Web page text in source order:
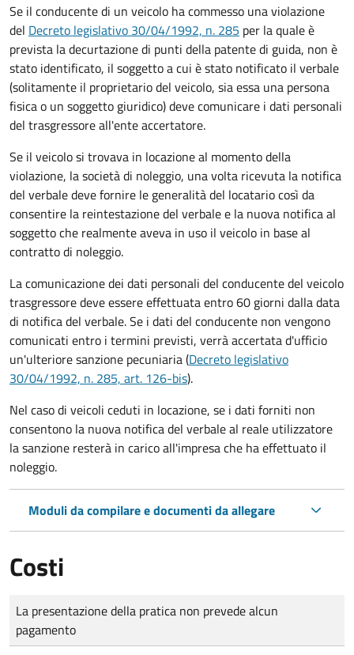
Se il conducente di un veicolo ha commesso una violazione
del Decreto legislativo 30/04/1992, n. 285 per la quale è
prevista la decurtazione di punti della patente di guida, non è
stato identificato, il soggetto a cui è stato notificato il verbale
(solitamente il proprietario del veicolo, sia essa una persona
fisica o un soggetto giuridico) deve comunicare i dati personali
del trasgressore all'ente accertatore.
Se il veicolo si trovava in locazione al momento della
violazione, la società di noleggio, una volta ricevuta la notifica
del verbale deve fornire le generalità del locatario così da
consentire la reintestazione del verbale e la nuova notifica al
soggetto che realmente aveva in uso il veicolo in base al
contratto di noleggio.
La comunicazione dei dati personali del conducente del veicolo
trasgressore deve essere effettuata entro 60 giorni dalla data
di notifica del verbale.Se i dati del conducente non vengono
comunicati entro i termini previsti, verrà accertata d'ufficio
un'ulteriore sanzione pecuniaria (Decreto legislativo
30/04/1992, n. 285, art. 126-bis).
Nel caso di veicoli ceduti in locazione, se i dati forniti non
consentono la nuova notifica del verbale al reale utilizzatore
la sanzione resterà in carico all'impresa che ha effettuato il
noleggio.
Moduli da compilare e documenti da allegare
Costi
Tipo di pagamento
Importo
La presentazione della pratica non prevede alcun
pagamento